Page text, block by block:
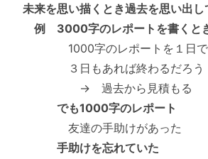
未来を思い描くとき過去を思い出し
例 3000字のレポートを書くと
1000字のレポートを１日で
３日もあれば終わるだろう
→ 過去から見積もる
でも1000字のレポート
友達の手助けがあった
手助けを忘れていた